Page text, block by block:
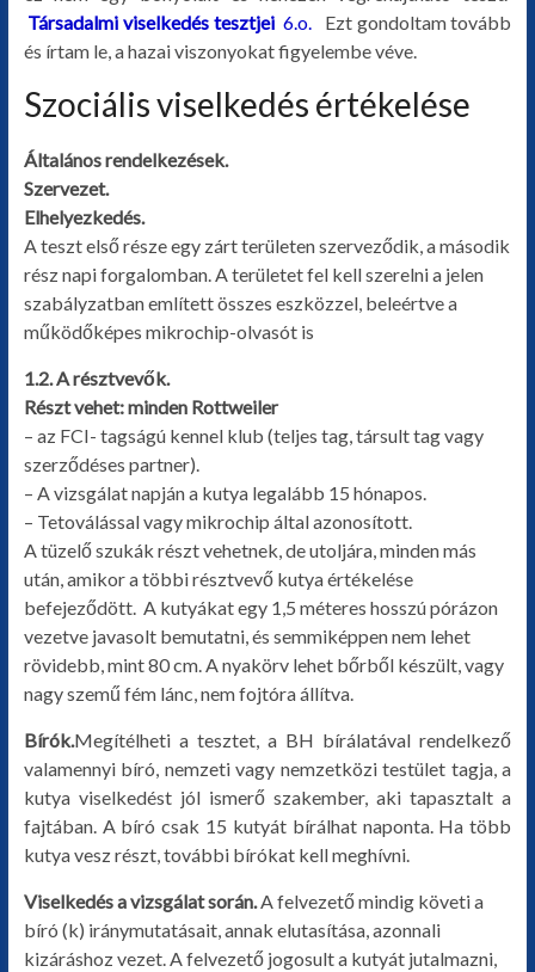
egyéb
Társadalmi viselkedés tesztjei 6.o. Ezt gondoltam tovább
és írtam le, a hazai viszonyokat figyelembe véve.
Szociális viselkedés értékelése
Általános rendelkezések.
Szervezet.
Elhelyezkedés.
A teszt első része egy zárt területen szerveződik, a második
rész napi forgalomban. A területet fel kell szerelni a jelen
szabályzatban említett összes eszközzel, beleértve a
működőképes mikrochip-olvasót is
1.2. A résztvevők.
Részt vehet: minden Rottweiler
– az FCI- tagságú kennel klub (teljes tag, társult tag vagy
szerződéses partner).
– A vizsgálat napján a kutya legalább 15 hónapos.
– Tetoválással vagy mikrochip által azonosított.
A tüzelő szukák részt vehetnek, de utoljára, minden más
után, amikor a többi résztvevő kutya értékelése
befejeződött. A kutyákat egy 1,5 méteres hosszú pórázon
vezetve javasolt bemutatni, és semmiképpen nem lehet
rövidebb, mint 80 cm. A nyakörv lehet bőrből készült, vagy
nagy szemű fém lánc, nem fojtóra állítva.
Bírók.Megítélheti a tesztet, a BH bírálatával rendelkező
valamennyi bíró, nemzeti vagy nemzetközi testület tagja, a
kutya viselkedést jól ismerő szakember, aki tapasztalt a
fajtában. A bíró csak 15 kutyát bírálhat naponta. Ha több
kutya vesz részt, további bírókat kell meghívni.
Viselkedés a vizsgálat során.A felvezető mindig követi a
bíró (k) iránymutatásait, annak elutasítása, azonnali
kizáráshoz vezet. A felvezető jogosult a kutyát jutalmazni,